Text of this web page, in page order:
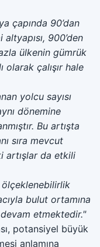
çapında 90’dan
900’den
ülkenin gümrük
olarak çalışır hale
yolcu sayısı
dönemine
Bu artışta
sıra mevcut
artışlar da etkili
ölçeklenebilirlik
bulut ortamına
devam etmektedir."
potansiyel büyük
anlamına